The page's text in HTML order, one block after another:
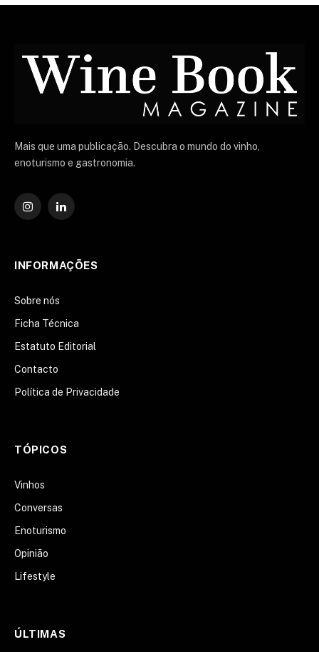
Mais que uma publicação. Descubra o mundo do vinho,
enoturismo e gastronomia.
Instagram
O
INFORMAÇÕES
Sobre nós
Ficha Técnica
Estatuto Editorial
Contacto
Política de Privacidade
TÓPICOS
Vinhos
Conversas
Enoturismo
Opinião
Lifestyle
ÚLTIMAS